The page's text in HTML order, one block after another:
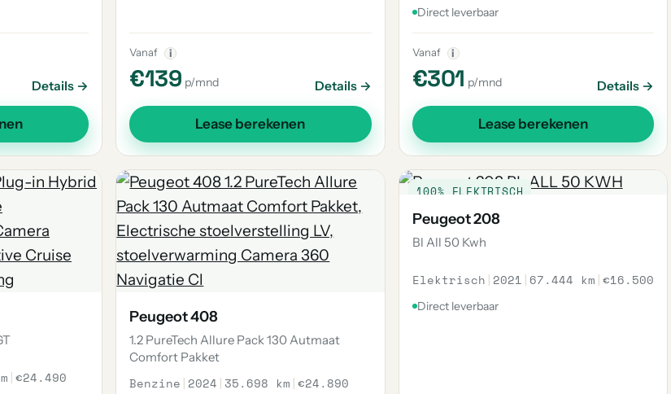
Details →
Vanaf i
€139 p/mnd Details →
Lease berekenen
Direct leverbaar
Vanaf i
€301 p/mnd Details →
Lease berekenen
|€24.490
Peugeot 408
1.2 PureTech Allure Pack 130 Autmaat
Comfort Pakket
Benzine | 2024 | 35.698 km |€24.890
100% ELEKTRISCH
Peugeot 208
Bl All 50 Kwh
Elektrisch | 2021 | 67.444 km |€16.500
Direct leverbaar